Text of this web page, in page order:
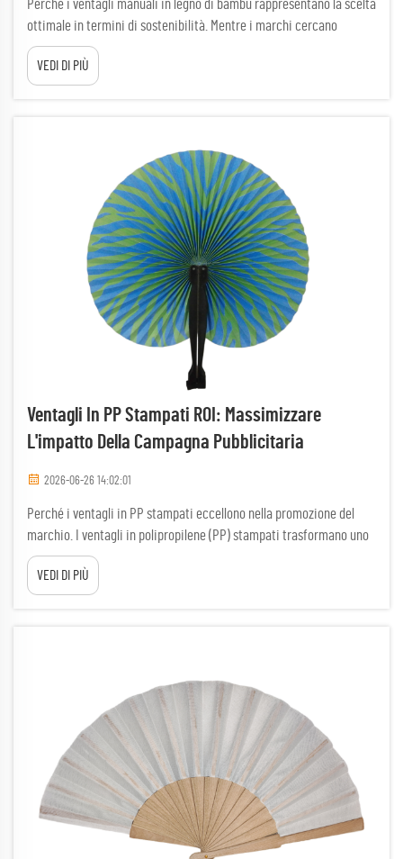
Perché i ventagli manuali in legno di bambù rappresentano la scelta
ottimale in termini di sostenibilità. Mentre i marchi cercano
articoli promozionali sostenibili, i ventagli manuali in legno di
bambù si distinguono per il loro eccezionale profilo ambientale:
dalla coltivazione quasi priva di sprechi fino alla completa
VEDI DI PIÙ
Ventagli In PP Stampati ROI: Massimizzare
L'impatto Della Campagna Pubblicitaria
2026-06-26 14:02:01
Perché i ventagli in PP stampati eccellono nella promozione del
marchio. I ventagli in polipropilene (PP) stampati trasformano uno
strumento di raffreddamento semplice in un cartellone mobile ad
alta visibilità. A differenza delle alternative in carta o legno, il
polipropilene (PP) resiste all'umidità e all'usura, garantendo che il
VEDI DI PIÙ